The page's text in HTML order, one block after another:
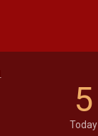
5
Today